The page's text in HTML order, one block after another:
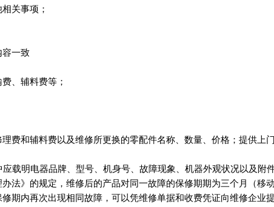
关事项；
容一致
、辅料费等；
费和辅料费以及维修所更换的零配件名称、数量、价格；提供上
载明电器品牌、型号、机身号、故障现象、机器外观状况以及附
法》的规定，维修后的产品对同一故障的保修期期为三个月（移
期内再次出现相同故障，可以凭维修单据和收费凭证向维修企业提